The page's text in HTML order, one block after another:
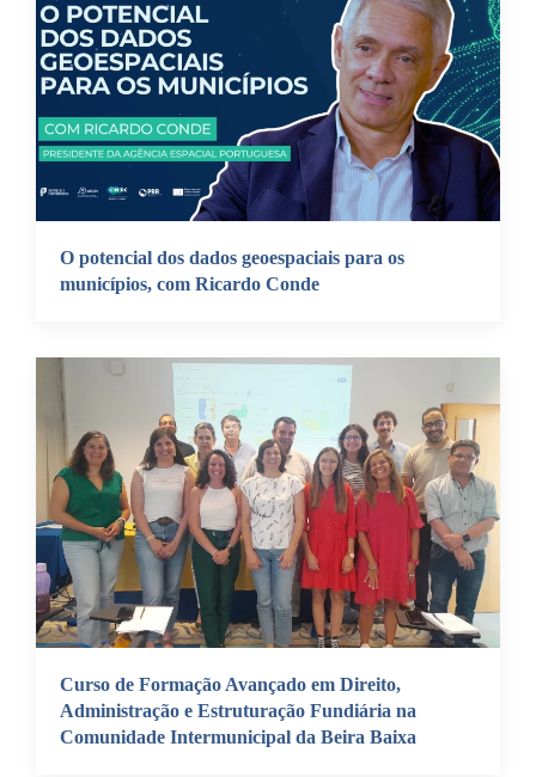
O potencial dos dados geoespaciais para os
municípios, com Ricardo Conde
Curso de Formação Avançado em Direito,
Administração e Estruturação Fundiária na
Comunidade Intermunicipal da Beira Baixa